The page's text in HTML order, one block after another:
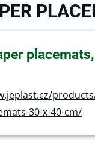
30-x-40-cm/